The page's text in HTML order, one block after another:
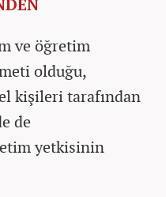
ve öğretim
olduğu,
kişileri tarafından
de
yetkisinin